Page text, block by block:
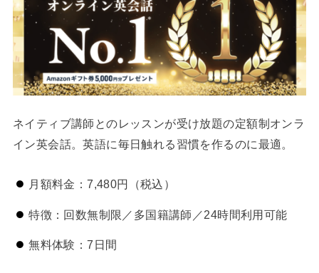
ネイティブ講師とのレッスンが受け放題の定額制オンラ
イン英会話。英語に毎日触れる習慣を作るのに最適。
月額料金：7,480円（税込）
特徴：回数無制限／多国籍講師／24時間利用可能
無料体験：7日間